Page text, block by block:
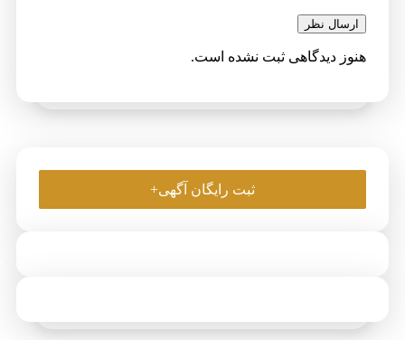
ارسال نظر
هنوز دیدگاهی ثبت نشده است.
ثبت رایگان آگهی+